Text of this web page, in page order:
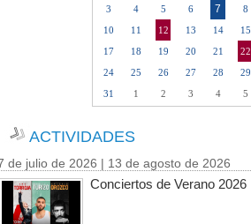
3
4 5 6 7 8
10
11 12 13 14 15
17
18 19 20 21 22
24
25 26 27 28 29
31
1 2 3 4 5
ACTIVIDADES
de julio de 2026 | 13 de agosto de 2026
Conciertos de Verano 2026